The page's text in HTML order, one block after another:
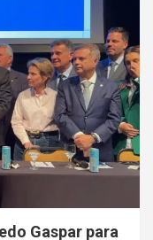
Gaspar para